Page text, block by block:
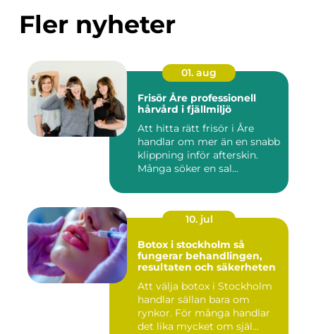
Fler nyheter
01. aug
Frisör Åre professionell
hårvård i fjällmiljö
Att hitta rätt frisör i Åre
handlar om mer än en snabb
klippning inför afterskin.
Många söker en sal...
10. jul
Botox i stockholm så
fungerar behandlingen,
resultaten och säkerheten
Att välja botox i Stockholm
handlar sällan bara om
rynkor. För många handlar
det lika mycket om själ...